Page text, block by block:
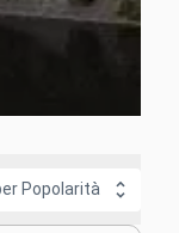
di aria
Popolarità